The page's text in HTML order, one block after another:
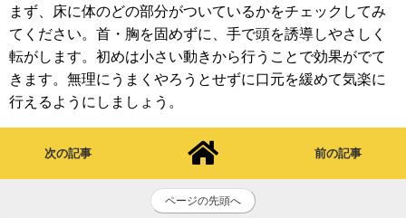
まず、床に体のどの部分がついているかをチェックしてみ
てください。首・胸を固めずに、手で頭を誘導しやさしく
転がします。初めは小さい動きから行うことで効果がでて
きます。無理にうまくやろうとせずに口元を緩めて気楽に
行えるようにしましょう。
次の記事 前の記事
ページの先頭へ